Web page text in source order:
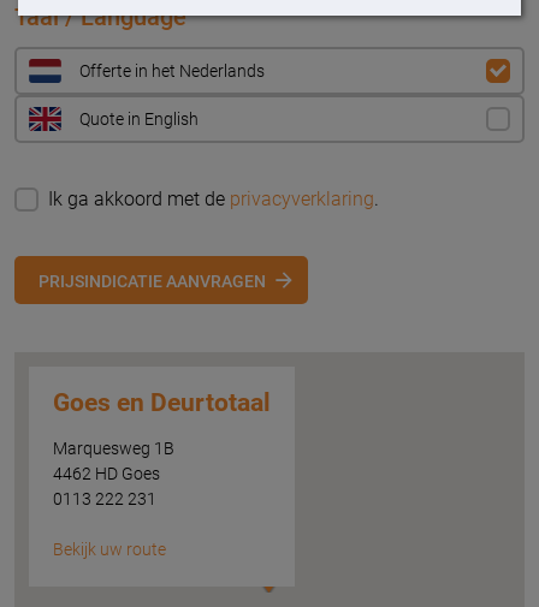
Taal / Language
Offerte in het Nederlands
Quote in English
Ik ga akkoord met de privacyverklaring.
PRIJSINDICATIE AANVRAGEN
Goes en Deurtotaal
Marquesweg 1B
4462 HD Goes
0113 222 231
Bekijk uw route